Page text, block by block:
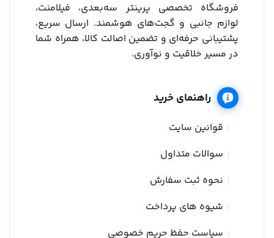
فروشگاه تخصصی پرینتر سه‌بعدی، فیلامنت،
لوازم جانبی و گجت‌های هوشمند. ارسال سریع،
پشتیبانی حرفه‌ای و تضمین اصالت کالا، همراه شما
در مسیر خلاقیت و نوآوری.
راهنمای خرید
قوانین سایت
سوالات متداول
نحوه ثبت سفارش
شیوه های پرداخت
سیاست حفظ حریم خصوصی